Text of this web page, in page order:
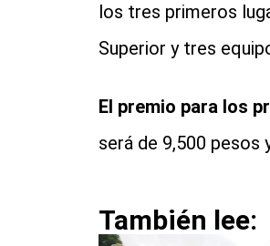
los tres primeros
Superior y tres
El premio para los
será de 9,500 pesos
También lee: